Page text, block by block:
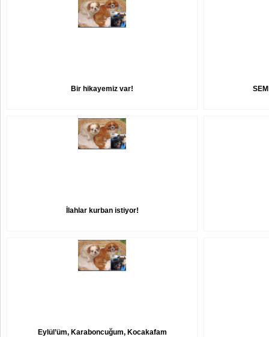
Bir hikayemiz var!
İlahlar kurban istiyor!
Eylül’üm, Karaboncuğum, Kocakafam